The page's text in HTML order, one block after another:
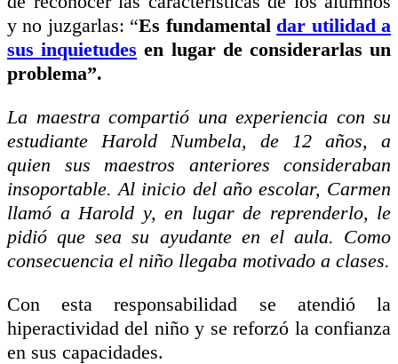
y no juzgarlas: “Es fundamental dar utilidad a
sus inquietudes en lugar de considerarlas un
problema”.
La maestra compartió una experiencia con su
estudiante Harold Numbela, de 12 años, a
quien sus maestros anteriores consideraban
insoportable. Al inicio del año escolar, Carmen
llamó a Harold y, en lugar de reprenderlo, le
pidió que sea su ayudante en el aula. Como
consecuencia el niño llegaba motivado a clases.
Con esta responsabilidad se atendió la
hiperactividad del niño y se reforzó la confianza
en sus capacidades.